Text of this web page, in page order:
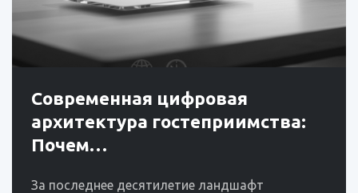
Современная цифровая
архитектура гостеприимства:
Почем…
За последнее десятилетие ландшафт